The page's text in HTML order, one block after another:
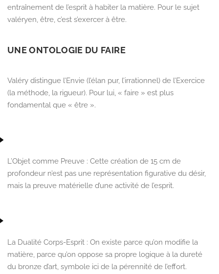
entraînement de l’esprit à habiter la matière. Pour le sujet
valéryen, être, c’est s’exercer à être.
UNE ONTOLOGIE DU FAIRE
Valéry distingue l’Envie (l’élan pur, l’irrationnel) de l’Exercice
(la méthode, la rigueur). Pour lui, « faire » est plus
fondamental que « être ».
L’Objet comme Preuve : Cette création de 15 cm de
profondeur n’est pas une représentation figurative du désir,
mais la preuve matérielle d’une activité de l’esprit.
La Dualité Corps-Esprit : On existe parce qu’on modifie la
matière, parce qu’on oppose sa propre logique à la dureté
du bronze d’art, symbole ici de la pérennité de l’effort.